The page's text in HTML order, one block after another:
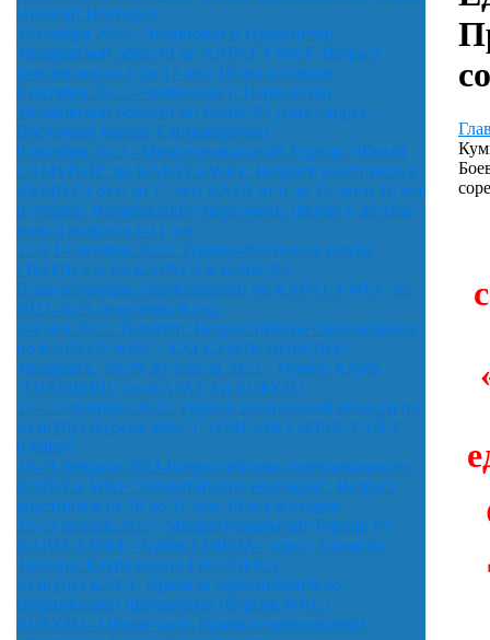
Нижний Новгород
12 ноября 2022 - Чемпионат и Первенство
Ульяновской области по КАРАТЭ WKF. Возраст
участников от 6 до 17 лет; 18 лет и старше
8 октября 2022 - Чемпионат и Первенство
Ульяновской области по КОБУДО (Вид спорта -
Восточное Боевое Единоборство)
9 октября 2022 - Межрегиональный Турнир "Юный
САМУРАЙ" по КАРАТЭ WKF. Возраст участников в
КУМИТЭ от 6 до 17 лет; КАТА от 6 до 15 лет и 16 лет
и старше. Начинающие спортсмены (белые и жёлтые
пояса) возраста 6-11 лет
12 и 14 октября 2022: Турнир-Фестиваль Клуба
ГВАРДЕЕЦ по КАРАТЭ и КОБУДО
План-календарь соревнований по КАРАТЭ WKC на
2022-2023 спортивный год
7-8 мая 2022. Тольятти. Всероссийские соревнования
по КАРАТЭ WKC «XXI КУБОК ПОБЕДЫ»
Ульяновск, 28-29-30 апреля 2022 - Турнир Клуба
"ГВАРДЕЕЦ" по КАРАТЭ и КОБУДО
15 - 23 февраля 2022: Турнир Ульяновской области по
КОБУДО (версия WKC) "НУНЧАКУ-ФРИСТАЙЛ"
(Online)
18-21 февраля 2022-Всероссийские соревнования по
КАРАТЭ WKF "Олимпийские Надежды". Возраст
участников от 10 до 17 лет; 18 лет и старше
22-23 января 2022 - Межрегиональный Турнир по
КАРАТЭ WKF «Кубок СОЮЗА» город Тольятти
Тренеры Клуба каратэ ГВАРДЕЕЦ
КОБУДО КАТА. Правила соревнований со
спортивными предметами (Версия WKC)
КОБУДО - Общая часть Правил соревнований.